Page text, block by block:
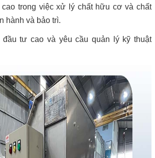
cao trong việc xử lý chất hữu cơ và chất
hành và bảo trì.
đầu tư cao và yêu cầu quản lý kỹ thuật